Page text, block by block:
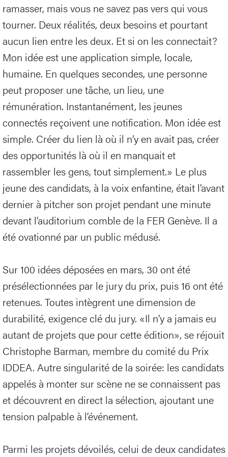
ramasser, mais vous ne savez pas vers qui vous
tourner. Deux réalités, deux besoins et pourtant
aucun lien entre les deux. Et si on les connectait?
Mon idée est une application simple, locale,
humaine. En quelques secondes, une personne
peut proposer une tâche, un lieu, une
rémunération. Instantanément, les jeunes
connectés reçoivent une notification. Mon idée est
simple. Créer du lien là où il n’y en avait pas, créer
des opportunités là où il en manquait et
rassembler les gens, tout simplement.» Le plus
jeune des candidats, à la voix enfantine, était l’avant
dernier à pitcher son projet pendant une minute
devant l’auditorium comble de la FER Genève. Il a
été ovationné par un public médusé.
Sur 100 idées déposées en mars, 30 ont été
présélectionnées par le jury du prix, puis 16 ont été
retenues. Toutes intègrent une dimension de
durabilité, exigence clé du jury. «Il n’y a jamais eu
autant de projets que pour cette édition», se réjouit
Christophe Barman, membre du comité du Prix
IDDEA. Autre singularité de la soirée: les candidats
appelés à monter sur scène ne se connaissent pas
et découvrent en direct la sélection, ajoutant une
tension palpable à l’événement.
Parmi les projets dévoilés, celui de deux candidates